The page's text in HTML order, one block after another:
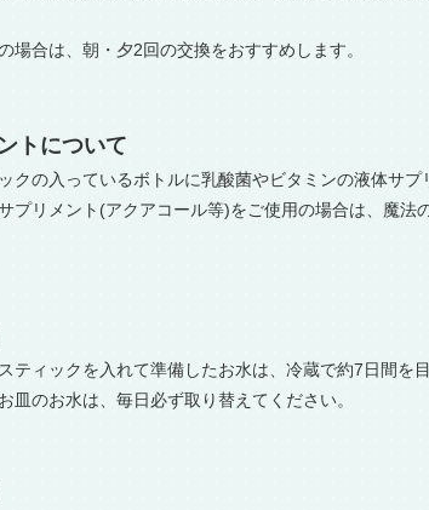
場合は、朝・夕2回の交換をおすすめします。
トについて
クの入っているボトルに乳酸菌やビタミンの液体サプ
プリメント(アクアコール等)をご使用の場合は、魔
ティックを入れて準備したお水は、冷蔵で約7日間を
皿のお水は、毎日必ず取り替えてください。